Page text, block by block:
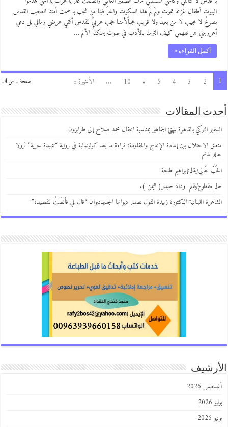
البيوت أطفال غزتنا تموت ولِمَ لِمَ هذا السكوت والحرُ فينا من شجب يا صمت أمتنا العجيب القدس
يصرخُ لا مجيب لا من بعيدَ ولا قريب عجباًلأمتنا عجب عربيُّ للقدس أنتمي عرضي ومالي بل دمي
أعروبتي هل تفهمي كيف التزمنا بالأدب في صوت يسكنهُ الألم …
أكمل القراءة »
صفحة 1 من 14 1
2
3
4
5
»
10
... الأخيرة »
أحدث المقالات
السفير التركي بالقاهرة يهنئ الجماهير بمناسبة انتقال محمد صلاح إلى طرابزون
منطق الاحتلال بين إعادة الإنتاج والمقاومة: قراءة ما بعد كولونيالية في رواية “تنهيدة حرية” لرولا
خالد غانم
الحُبَّ حَالِي/بقلم:إبراهيم طلحة
حلم مقطوع/بقلم: وداد حيدر( اليمن ).
الشاعرة اللبنانية الدكتورة زبيدة الفول تصدر ديوانها الجديدديوان “قال لي فأنْصَتُ للقصيدة”
الأرشيف
أغسطس 2026
يوليو 2026
يونيو 2026